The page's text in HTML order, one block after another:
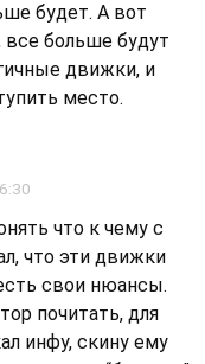
будет. А вот
все больше будут
движки, и
место.
что к чему с
что эти движки
свои нюансы.
почитать, для
инфу, скину ему